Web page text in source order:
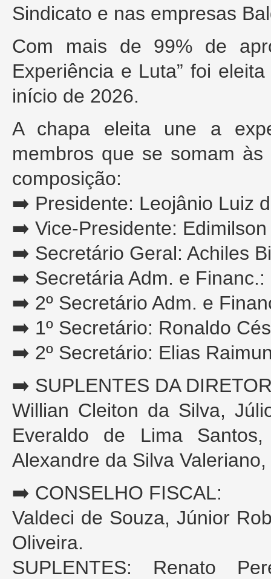
Sindicato e nas empresas
Com mais de 99% de
Experiência e Luta” foi
início de 2026.
A chapa eleita une a
membros que se somam
composição:
➡️ Presidente: Leojânio Luiz
➡️ Vice-Presidente:
➡️ Secretário Geral: Achiles
➡️ Secretária Adm. e
➡️ 2º Secretário Adm. e
➡️ 1º Secretário: Ronaldo
➡️ 2º Secretário: Elias
➡️ SUPLENTES DA
Willian Cleiton da Silva,
Everaldo de Lima
Alexandre da Silva
➡️ CONSELHO FISCAL:
Valdeci de Souza, Júnior
Oliveira.
SUPLENTES: Renato